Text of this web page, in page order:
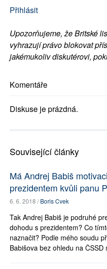
Přihlásit
Upozorňujeme, že Britské
vyhrazují právo blokovat
jakémukoliv diskutérovi,
Komentáře
Diskuse je prázdná.
Související články
Má Andrej Babiš
prezidentem kvůli panu
6. 6. 2018 /Boris Cvek
Tak Andrej Babiš je podruhé
dohodu s prezidentem? Co
naznačit? Podle mého soudu
Babišova bez ohledu na ČSSD